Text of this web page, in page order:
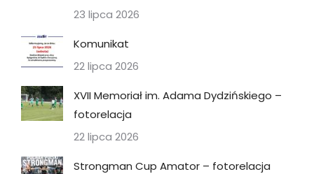
23 lipca 2026
Komunikat
22 lipca 2026
XVII Memoriał im. Adama Dydzińskiego –
fotorelacja
22 lipca 2026
Strongman Cup Amator – fotorelacja